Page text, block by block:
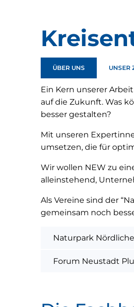
ÜBER UNS UNSER
Ein Kern unserer
auf die Zukunft. Was
besser gestalten?
Mit unseren
umsetzen, die für
Wir wollen NEW zu
alleinstehend,
Als Vereine sind der
gemeinsam noch
Naturpark
Forum Neustadt